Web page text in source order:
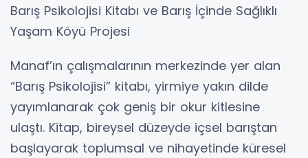
Barış Psikolojisi Kitabı ve Barış İçinde Sağlıklı
Yaşam Köyü Projesi
Manaf’ın çalışmalarının merkezinde yer alan
“Barış Psikolojisi” kitabı, yirmiye yakın dilde
yayımlanarak çok geniş bir okur kitlesine
ulaştı. Kitap, bireysel düzeyde içsel barıştan
başlayarak toplumsal ve nihayetinde küresel